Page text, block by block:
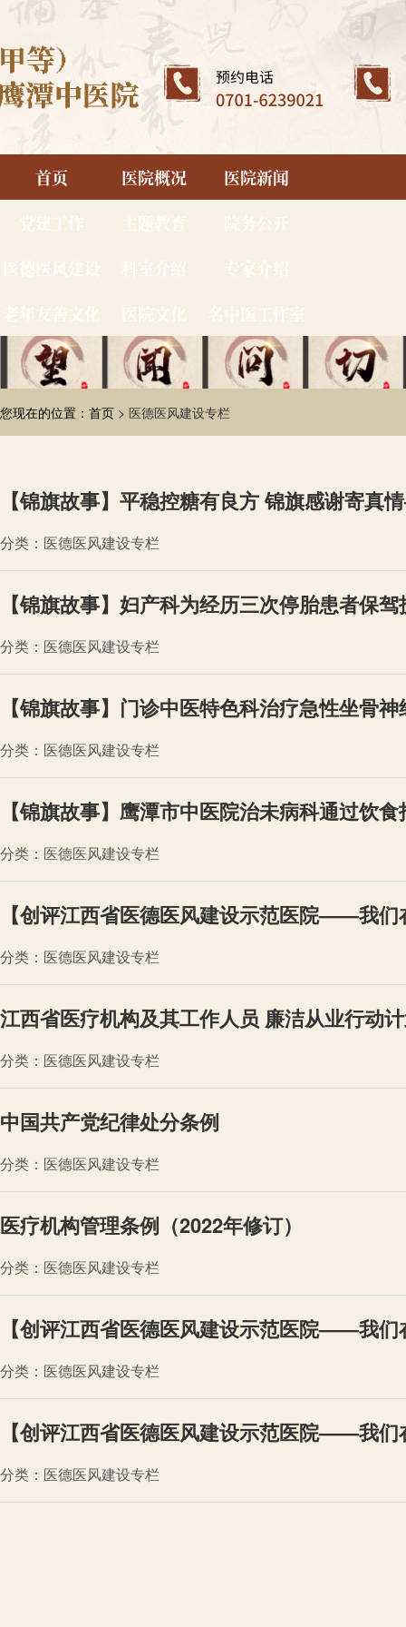
首页 医院概况
医院新闻
党建工作
主题教育
院务公开
医德医风建设
科室介绍
专家介绍
老年友善文化
医院文化 名中医工作室
您现在的位置：首页 > 医德医风建设专栏
【锦旗故事】平稳控糖有良方 锦旗感谢寄
分类：医德医风建设专栏
【锦旗故事】妇产科为经历三次停胎患者保
分类：医德医风建设专栏
【锦旗故事】门诊中医特色科治疗急性坐骨神
分类：医德医风建设专栏
【锦旗故事】鹰潭市中医院治未病科通过饮
分类：医德医风建设专栏
【创评江西省医德医风建设示范医院——我
分类：医德医风建设专栏
江西省医疗机构及其工作人员 廉洁从业行动
分类：医德医风建设专栏
中国共产党纪律处分条例
分类：医德医风建设专栏
医疗机构管理条例（2022年修订）
分类：医德医风建设专栏
【创评江西省医德医风建设示范医院——我
分类：医德医风建设专栏
【创评江西省医德医风建设示范医院——我
分类：医德医风建设专栏